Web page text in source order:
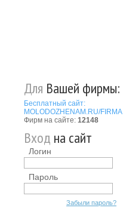
Для Вашей фирмы:
Бесплатный сайт:
MOLODOZHENAM.RU/FIRMA
Фирм на сайте: 12148
Вход на сайт
Логин
Пароль
Забыли пароль?